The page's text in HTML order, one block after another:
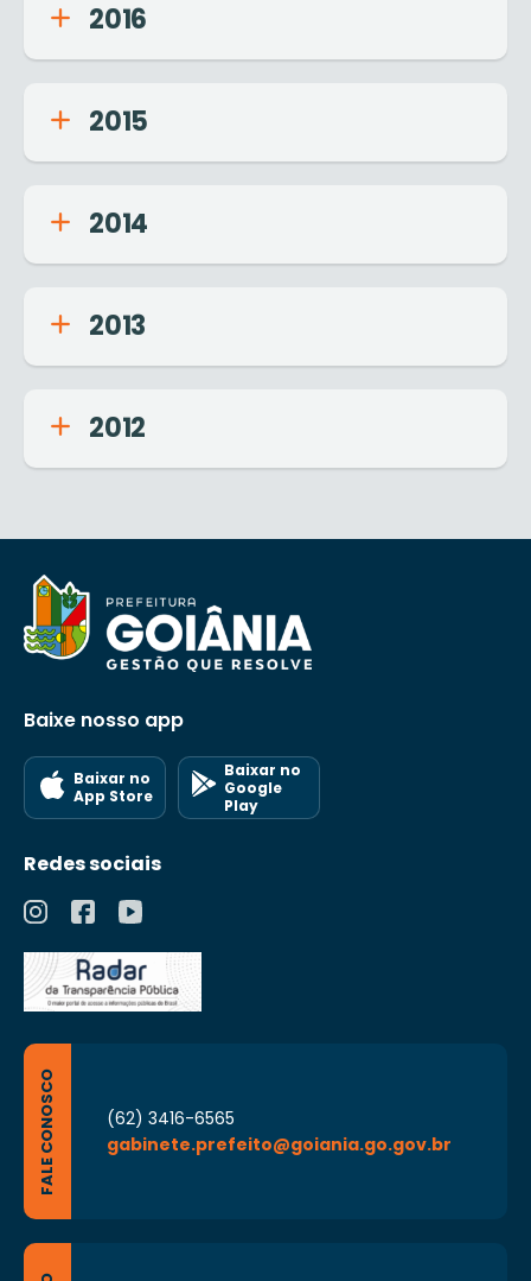
2016
2015
2014
2013
2012
Baixe nosso app
Baixar no
App Store
Baixar no
Google
Play
Redes sociais
FALE CONOSCO
(62) 3416-6565
gabinete.prefeito@goiania.go.gov.br